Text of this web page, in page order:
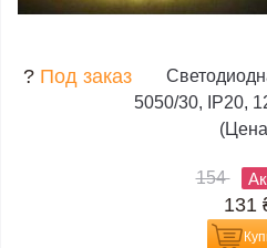
? Под заказ
5050/30, IP20,
154
131